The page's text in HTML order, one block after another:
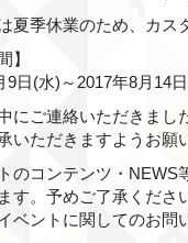
夏季休業のため、カス
】
9日(水)～2017年8月14
にご連絡いただきま
いただきますようお願
のコンテンツ・
す。予めご了承くださ
ベントに関してのお問